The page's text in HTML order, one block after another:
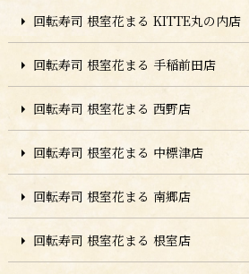
回転寿司 根室花まる KITTE丸の内店
回転寿司 根室花まる 手稲前田店
回転寿司 根室花まる 西野店
回転寿司 根室花まる 中標津店
回転寿司 根室花まる 南郷店
回転寿司 根室花まる 根室店